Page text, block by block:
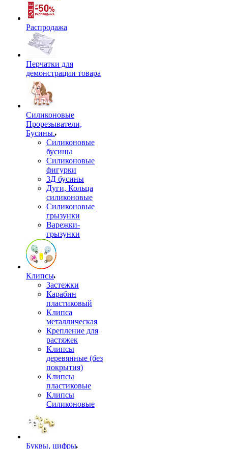
Распродажа
Перчатки для
демонстрации товара
Силиконовые
Прорезыватели,
Бусины.
Силиконовые
бусины
Силиконовые
фигурки
3Д бусины
Дуги, Кольца
силиконовые
Силиконовые
грызунки
Варежки-
грызунки
Клипсы
Застежки
Карабин
пластиковый
Клипса
металлическая
Крепление для
растяжек
Клипсы
деревянные (без
покрытия)
Клипсы
пластиковые
Клипсы
Силиконовые
Буквы, цифры